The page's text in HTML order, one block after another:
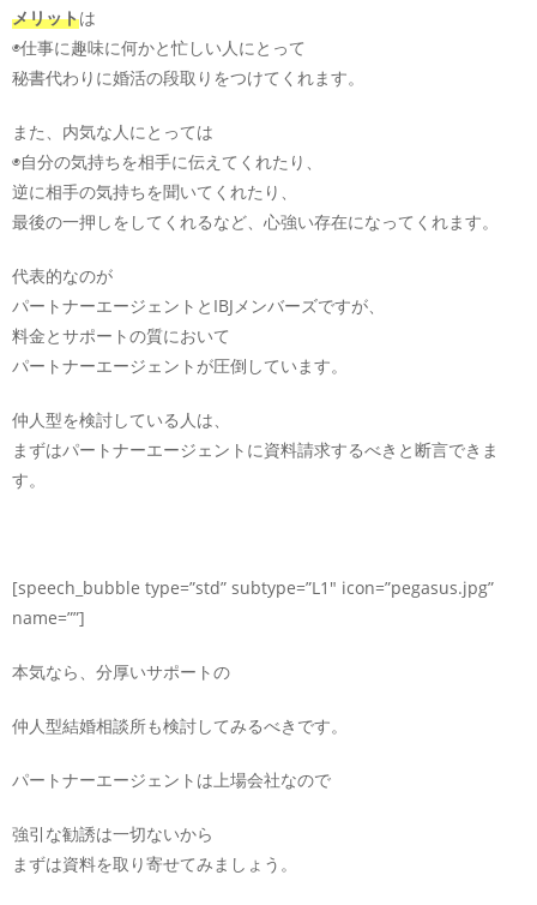
メリットは
◉仕事に趣味に何かと忙しい人にとって
秘書代わりに婚活の段取りをつけてくれます。
また、内気な人にとっては
◉自分の気持ちを相手に伝えてくれたり、
逆に相手の気持ちを聞いてくれたり、
最後の一押しをしてくれるなど、心強い存在になってくれます。
代表的なのが
パートナーエージェントとIBJメンバーズですが、
料金とサポートの質において
パートナーエージェントが圧倒しています。
仲人型を検討している人は、
まずはパートナーエージェントに資料請求するべきと断言できま
す。
[speech_bubble type=”std” subtype=”L1″ icon=”pegasus.jpg”
name=””]
本気なら、分厚いサポートの
仲人型結婚相談所も検討してみるべきです。
パートナーエージェントは上場会社なので
強引な勧誘は一切ないから
まずは資料を取り寄せてみましょう。